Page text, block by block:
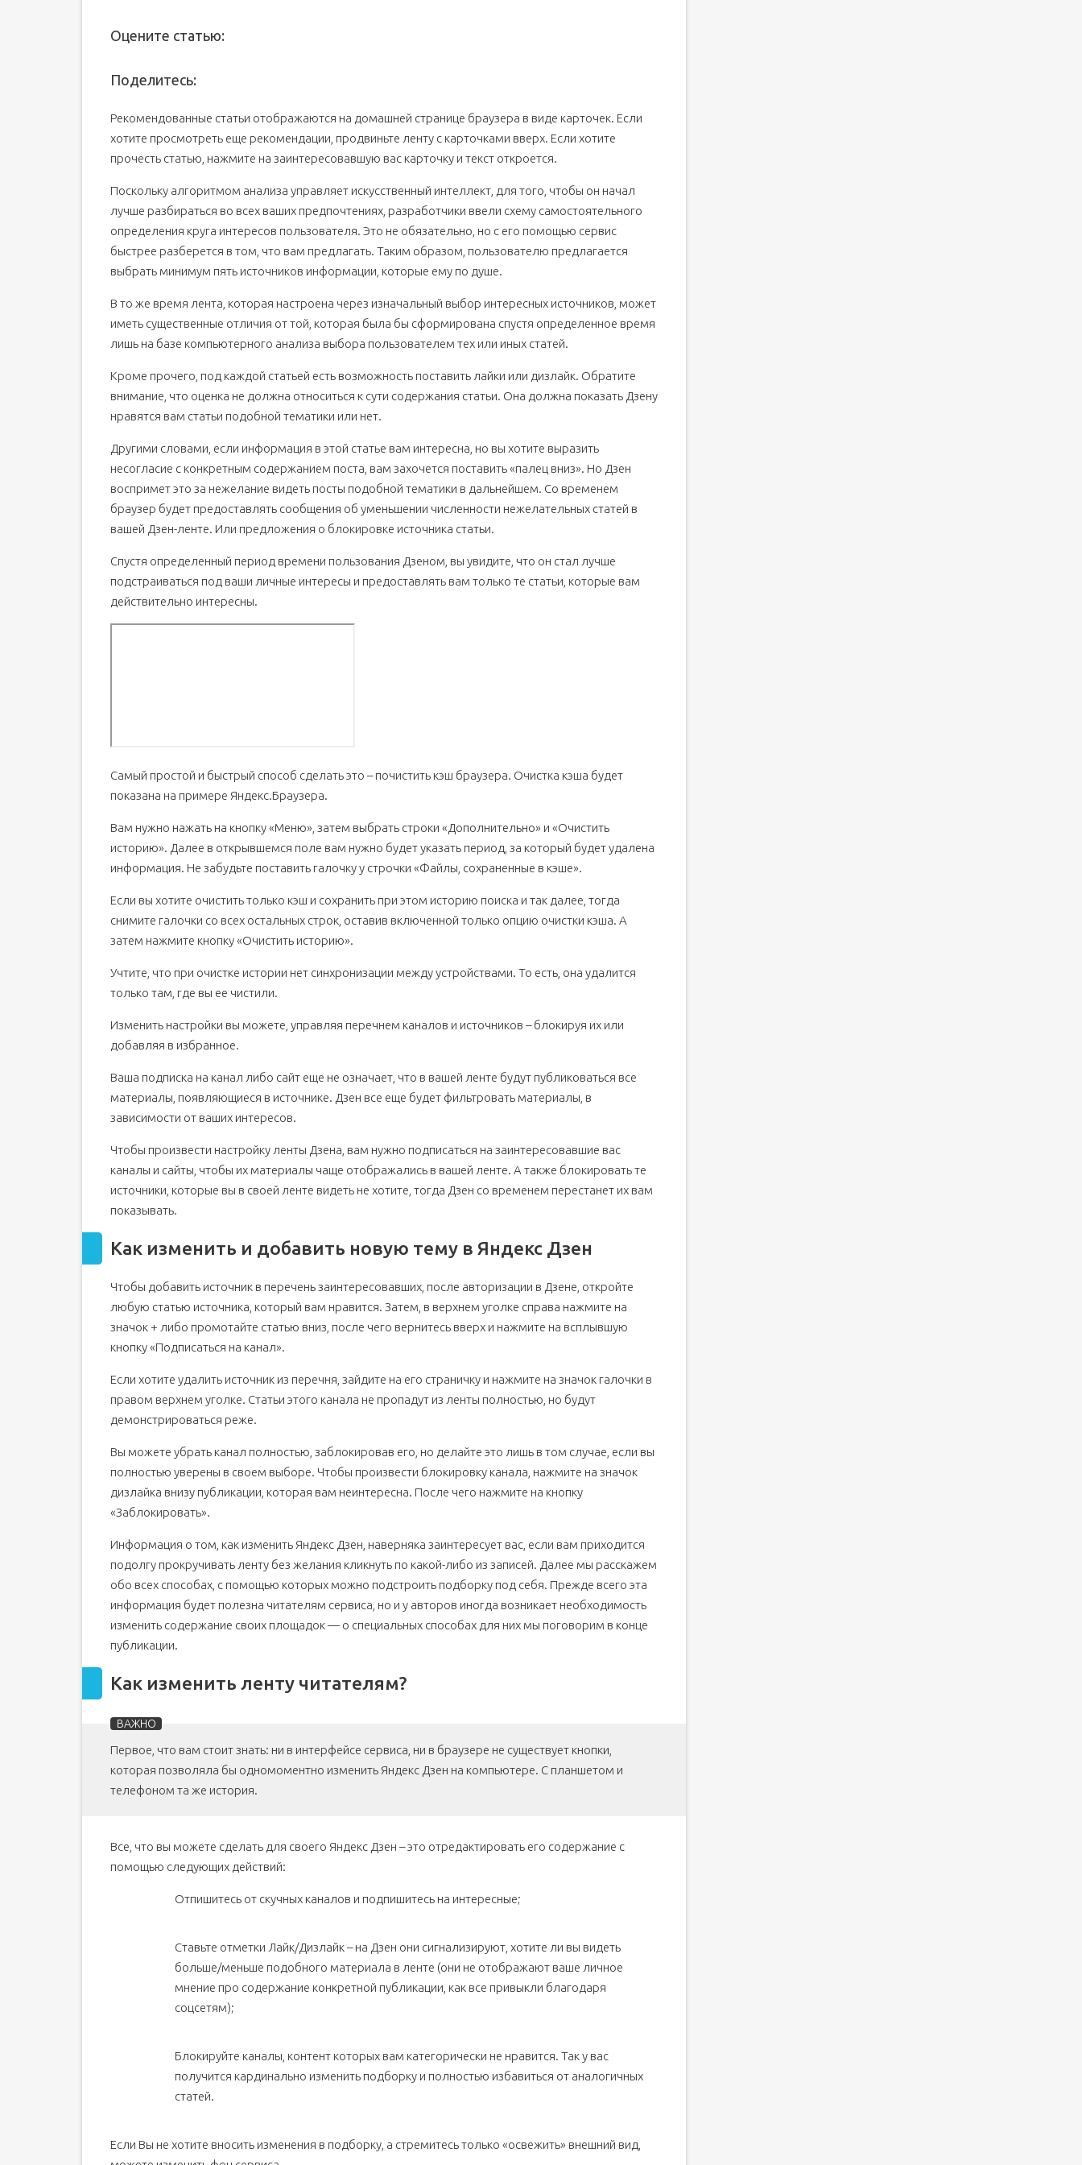
Оцените статью:
Поделитесь:
Рекомендованные статьи отображаются на домашней странице браузера в виде карточек. Если
хотите просмотреть еще рекомендации, продвиньте ленту с карточками вверх. Если хотите
прочесть статью, нажмите на заинтересовавшую вас карточку и текст откроется.
Поскольку алгоритмом анализа управляет искусственный интеллект, для того, чтобы он начал
лучше разбираться во всех ваших предпочтениях, разработчики ввели схему самостоятельного
определения круга интересов пользователя. Это не обязательно, но с его помощью сервис
быстрее разберется в том, что вам предлагать. Таким образом, пользователю предлагается
выбрать минимум пять источников информации, которые ему по душе.
В то же время лента, которая настроена через изначальный выбор интересных источников, может
иметь существенные отличия от той, которая была бы сформирована спустя определенное время
лишь на базе компьютерного анализа выбора пользователем тех или иных статей.
Кроме прочего, под каждой статьей есть возможность поставить лайки или дизлайк. Обратите
внимание, что оценка не должна относиться к сути содержания статьи. Она должна показать Дзену
нравятся вам статьи подобной тематики или нет.
Другими словами, если информация в этой статье вам интересна, но вы хотите выразить
несогласие с конкретным содержанием поста, вам захочется поставить «палец вниз». Но Дзен
воспримет это за нежелание видеть посты подобной тематики в дальнейшем. Со временем
браузер будет предоставлять сообщения об уменьшении численности нежелательных статей в
вашей Дзен-ленте. Или предложения о блокировке источника статьи.
Спустя определенный период времени пользования Дзеном, вы увидите, что он стал лучше
подстраиваться под ваши личные интересы и предоставлять вам только те статьи, которые вам
действительно интересны.
Самый простой и быстрый способ сделать это – почистить кэш браузера. Очистка кэша будет
показана на примере Яндекс.Браузера.
Вам нужно нажать на кнопку «Меню», затем выбрать строки «Дополнительно» и «Очистить
историю». Далее в открывшемся поле вам нужно будет указать период, за который будет удалена
информация. Не забудьте поставить галочку у строчки «Файлы, сохраненные в кэше».
Если вы хотите очистить только кэш и сохранить при этом историю поиска и так далее, тогда
снимите галочки со всех остальных строк, оставив включенной только опцию очистки кэша. А
затем нажмите кнопку «Очистить историю».
Учтите, что при очистке истории нет синхронизации между устройствами. То есть, она удалится
только там, где вы ее чистили.
Изменить настройки вы можете, управляя перечнем каналов и источников – блокируя их или
добавляя в избранное.
Ваша подписка на канал либо сайт еще не означает, что в вашей ленте будут публиковаться все
материалы, появляющиеся в источнике. Дзен все еще будет фильтровать материалы, в
зависимости от ваших интересов.
Чтобы произвести настройку ленты Дзена, вам нужно подписаться на заинтересовавшие вас
каналы и сайты, чтобы их материалы чаще отображались в вашей ленте. А также блокировать те
источники, которые вы в своей ленте видеть не хотите, тогда Дзен со временем перестанет их вам
показывать.
Как изменить и добавить новую тему в Яндекс Дзен
Чтобы добавить источник в перечень заинтересовавших, после авторизации в Дзене, откройте
любую статью источника, который вам нравится. Затем, в верхнем уголке справа нажмите на
значок + либо промотайте статью вниз, после чего вернитесь вверх и нажмите на всплывшую
кнопку «Подписаться на канал».
Если хотите удалить источник из перечня, зайдите на его страничку и нажмите на значок галочки в
правом верхнем уголке. Статьи этого канала не пропадут из ленты полностью, но будут
демонстрироваться реже.
Вы можете убрать канал полностью, заблокировав его, но делайте это лишь в том случае, если вы
полностью уверены в своем выборе. Чтобы произвести блокировку канала, нажмите на значок
дизлайка внизу публикации, которая вам неинтересна. После чего нажмите на кнопку
«Заблокировать».
Информация о том, как изменить Яндекс Дзен, наверняка заинтересует вас, если вам приходится
подолгу прокручивать ленту без желания кликнуть по какой-либо из записей. Далее мы расскажем
обо всех способах, с помощью которых можно подстроить подборку под себя. Прежде всего эта
информация будет полезна читателям сервиса, но и у авторов иногда возникает необходимость
изменить содержание своих площадок — о специальных способах для них мы поговорим в конце
публикации.
Как изменить ленту читателям?
Первое, что вам стоит знать: ни в интерфейсе сервиса, ни в браузере не существует кнопки,
которая позволяла бы одномоментно изменить Яндекс Дзен на компьютере. С планшетом и
телефоном та же история.
Все, что вы можете сделать для своего Яндекс Дзен – это отредактировать его содержание с
помощью следующих действий:
Отпишитесь от скучных каналов и подпишитесь на интересные;
Ставьте отметки Лайк/Дизлайк – на Дзен они сигнализируют, хотите ли вы видеть
больше/меньше подобного материала в ленте (они не отображают ваше личное
мнение про содержание конкретной публикации, как все привыкли благодаря
соцсетям);
Блокируйте каналы, контент которых вам категорически не нравится. Так у вас
получится кардинально изменить подборку и полностью избавиться от аналогичных
статей.
Если Вы не хотите вносить изменения в подборку, а стремитесь только «освежить» внешний вид,